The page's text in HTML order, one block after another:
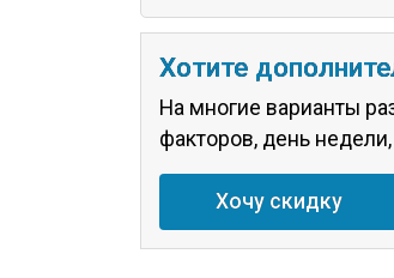
Хотите
На многие варианты
факторов, день
Хочу скидку